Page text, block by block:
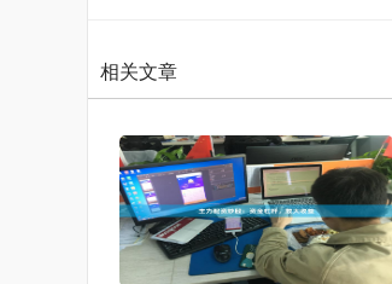
相关文章